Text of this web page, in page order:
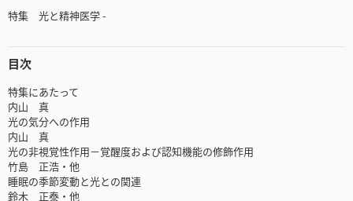
特集 光と精神医学 -
目次
特集にあたって
内山 真
光の気分への作用
内山 真
光の非視覚性作用－覚醒度および認知機能の修飾作用
竹島 正浩・他
睡眠の季節変動と光との関連
鈴木 正泰・他